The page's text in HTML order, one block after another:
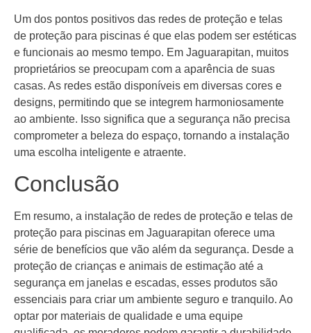
Um dos pontos positivos das redes de proteção e telas
de proteção para piscinas é que elas podem ser estéticas
e funcionais ao mesmo tempo. Em Jaguarapitan, muitos
proprietários se preocupam com a aparência de suas
casas. As redes estão disponíveis em diversas cores e
designs, permitindo que se integrem harmoniosamente
ao ambiente. Isso significa que a segurança não precisa
comprometer a beleza do espaço, tornando a instalação
uma escolha inteligente e atraente.
Conclusão
Em resumo, a instalação de redes de proteção e telas de
proteção para piscinas em Jaguarapitan oferece uma
série de benefícios que vão além da segurança. Desde a
proteção de crianças e animais de estimação até a
segurança em janelas e escadas, esses produtos são
essenciais para criar um ambiente seguro e tranquilo. Ao
optar por materiais de qualidade e uma equipe